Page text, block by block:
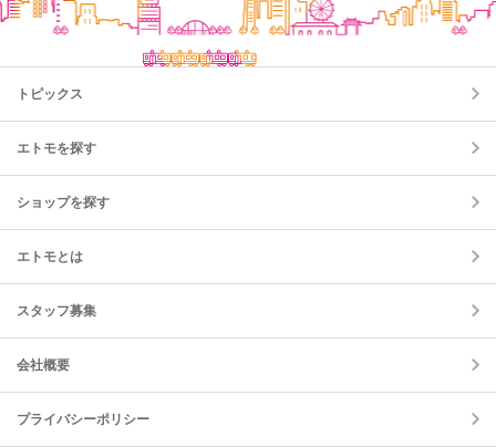
トピックス
エトモを探す
ショップを探す
エトモとは
スタッフ募集
会社概要
プライバシーポリシー